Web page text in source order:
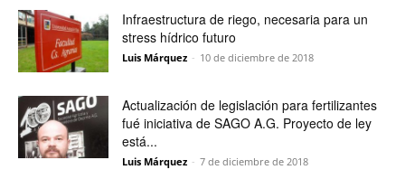
Infraestructura de riego, necesaria para un
stress hídrico futuro
Luis Márquez - 10 de diciembre de 2018
Actualización de legislación para fertilizantes
fué iniciativa de SAGO A.G. Proyecto de ley
está...
Luis Márquez - 7 de diciembre de 2018